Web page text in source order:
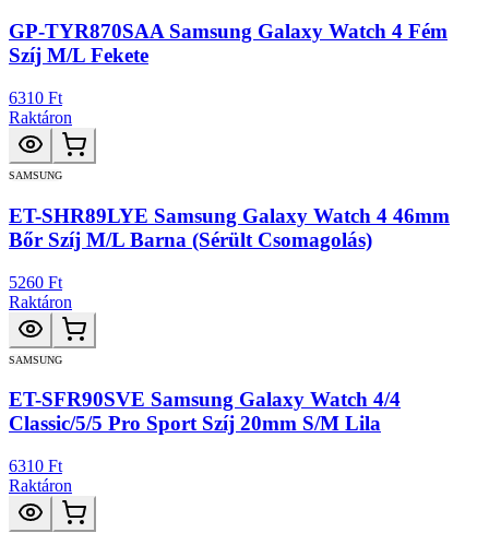
GP-TYR870SAA Samsung Galaxy Watch 4 Fém
Szíj M/L Fekete
6310 Ft
Raktáron
SAMSUNG
ET-SHR89LYE Samsung Galaxy Watch 4 46mm
Bőr Szíj M/L Barna (Sérült Csomagolás)
5260 Ft
Raktáron
SAMSUNG
ET-SFR90SVE Samsung Galaxy Watch 4/4
Classic/5/5 Pro Sport Szíj 20mm S/M Lila
6310 Ft
Raktáron